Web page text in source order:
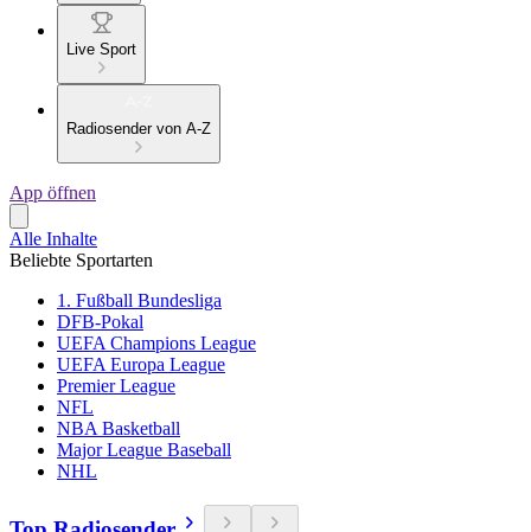
Live Sport
Radiosender von A-Z
App öffnen
Alle Inhalte
Beliebte Sportarten
1. Fußball Bundesliga
DFB-Pokal
UEFA Champions League
UEFA Europa League
Premier League
NFL
NBA Basketball
Major League Baseball
NHL